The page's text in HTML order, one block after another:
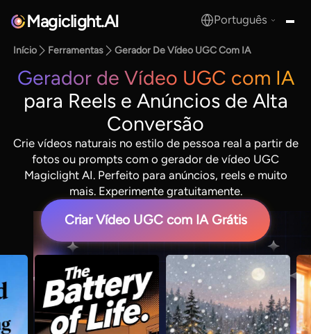
Magiclight.AI Português
Início Ferramentas Gerador De Vídeo UGC Com IA
Gerador de Vídeo UGC com IA
para Reels e Anúncios de Alta
Conversão
Crie vídeos naturais no estilo de pessoa real a partir de
fotos ou prompts com o gerador de vídeo UGC
Magiclight AI. Perfeito para anúncios, reels e muito
mais. Experimente gratuitamente.
Criar Vídeo UGC com IA Grátis